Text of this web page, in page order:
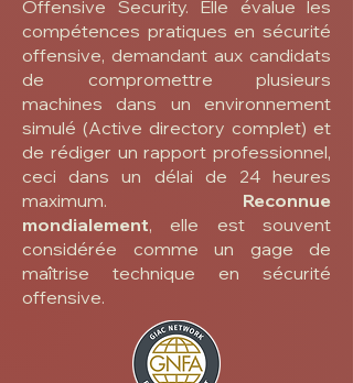
Offensive Security. Elle évalue les
compétences pratiques en sécurité
offensive, demandant aux candidats
de compromettre plusieurs
machines dans un environnement
simulé (Active directory complet) et
de rédiger un rapport professionnel,
ceci dans un délai de 24 heures
maximum. Reconnue
mondialement, elle est souvent
considérée comme un gage de
maîtrise technique en sécurité
offensive.